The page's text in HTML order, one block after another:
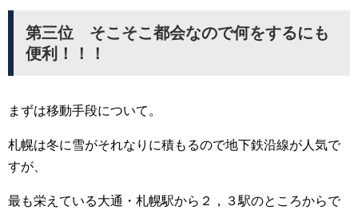
第三位 そこそこ都会なので何をするにも
便利！！！
まずは移動手段について。
札幌は冬に雪がそれなりに積もるので地下鉄沿線が人気で
すが、
最も栄えている大通・札幌駅から２，３駅のところからで